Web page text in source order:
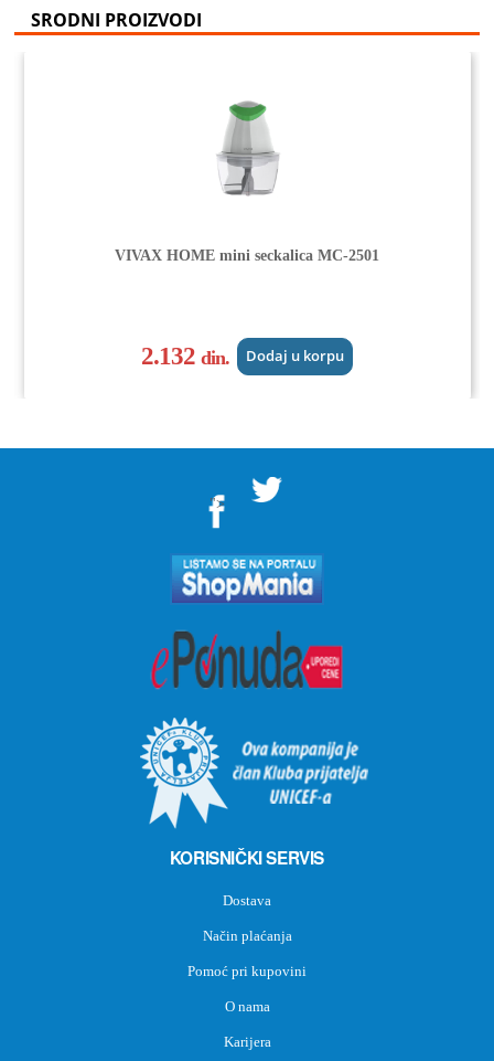
SRODNI PROIZVODI
VIVAX HOME mini seckalica MC-2501
2.132din. Dodaj u korpu
">
KORISNIČKI SERVIS
Dostava
Način plaćanja
Pomoć pri kupovini
O nama
Karijera